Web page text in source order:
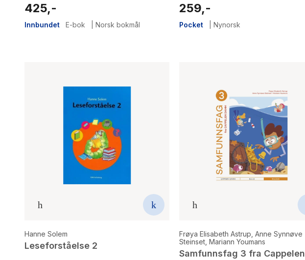
425,-
Innbundet E-bok Norsk bokmål
259,-
Pocket Nynorsk
Hanne Solem
Leseforståelse 2
Frøya Elisabeth Astrup, Anne Synnøve
Steinset, Mariann Youmans
Samfunnsfag 3 fra Cappelen